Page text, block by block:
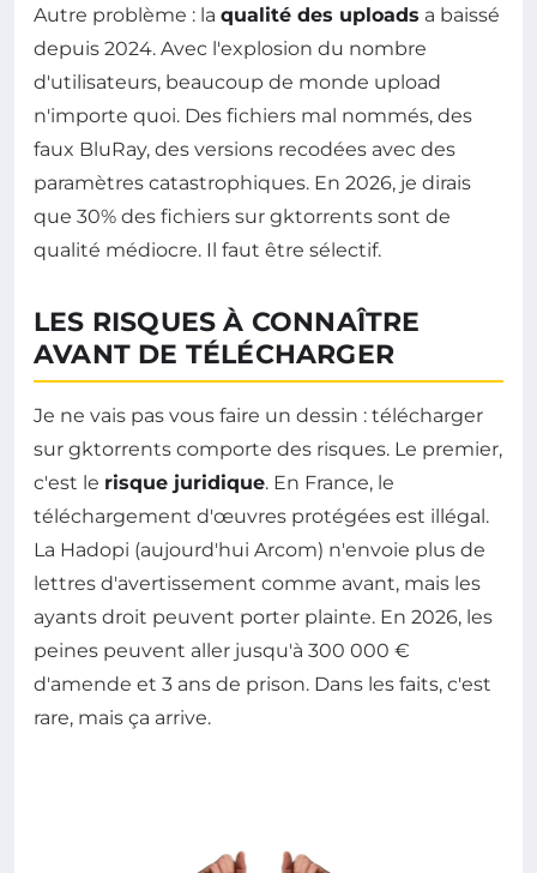
Autre problème : la qualité des uploads a baissé
depuis 2024. Avec l'explosion du nombre
d'utilisateurs, beaucoup de monde upload
n'importe quoi. Des fichiers mal nommés, des
faux BluRay, des versions recodées avec des
paramètres catastrophiques. En 2026, je dirais
que 30% des fichiers sur gktorrents sont de
qualité médiocre. Il faut être sélectif.
LES RISQUES À CONNAÎTRE
AVANT DE TÉLÉCHARGER
Je ne vais pas vous faire un dessin : télécharger
sur gktorrents comporte des risques. Le premier,
c'est le risque juridique. En France, le
téléchargement d'œuvres protégées est illégal.
La Hadopi (aujourd'hui Arcom) n'envoie plus de
lettres d'avertissement comme avant, mais les
ayants droit peuvent porter plainte. En 2026, les
peines peuvent aller jusqu'à 300 000 €
d'amende et 3 ans de prison. Dans les faits, c'est
rare, mais ça arrive.